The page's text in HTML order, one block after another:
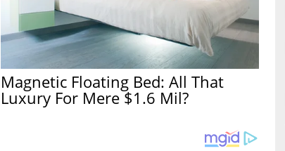
Magnetic Floating Bed: All That
Luxury For Mere $1.6 Mil?